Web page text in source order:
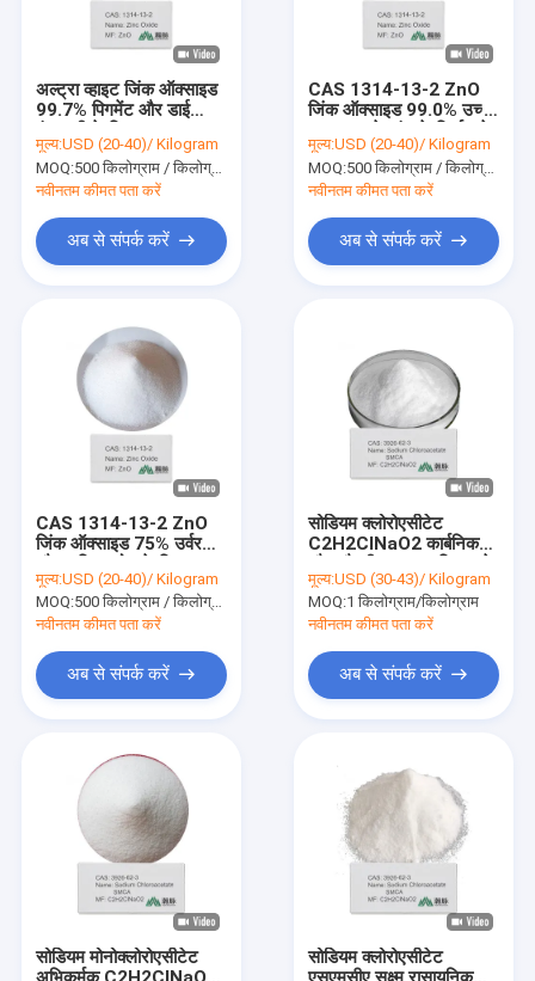
हमारे बारे में
गुणवत्ता नियंत्रण
संपर्क करें
समाचार
रासायनिक मध्यवर्ती
कार्बनिक मध्यवर्ती
कीटनाशक मध्यवर्ती
निकोटीन और पाइरेथ्रॉइड इंटरमीडिएट्स
कार्बनिक पेरोक्साइड आरंभकर्ता
वस्त्र रंगाई सहायक
अमीनो एसिड कार्बनिक उर्वरक
मेटल चेलेटिंग एजेंट्स
रासायनिक योजक
खाद्य योजक
अल्ट्रा व्हाइट जिंक ऑक्साइड
99.7% पिगमेंट और डाई
1314-13-2 ZnO
मूल्य:USD (20-40)/ Kilogram
MOQ:500 किलोग्राम / किलोग्राम
नवीनतम कीमत पता करें
अब से संपर्क करें
CAS 1314-13-2 ZnO
जिंक ऑक्साइड 99.0% उच्च
लिए
मूल्य:USD (20-40)/ Kilogram
MOQ:500 किलोग्राम / किलोग्राम
नवीनतम कीमत पता करें
अब से संपर्क करें
CAS 1314-13-2 ZnO
जिंक ऑक्साइड 75% उर्वरक
मूल्य:USD (20-40)/ Kilogram
MOQ:500 किलोग्राम / किलोग्राम
नवीनतम कीमत पता करें
अब से संपर्क करें
सोडियम क्लोरोएसीटेट
C2H2ClNaO2 कार्बनिक
लिए प्रयोगशाला ग्रेड
अल्काइलिंग अभिकर्मक
मूल्य:USD (30-43)/ Kilogram
MOQ:1 किलोग्राम/किलोग्राम
नवीनतम कीमत पता करें
अब से संपर्क करें
सोडियम मोनोक्लोरोएसीटेट
सोडियम क्लोरोएसीटेट